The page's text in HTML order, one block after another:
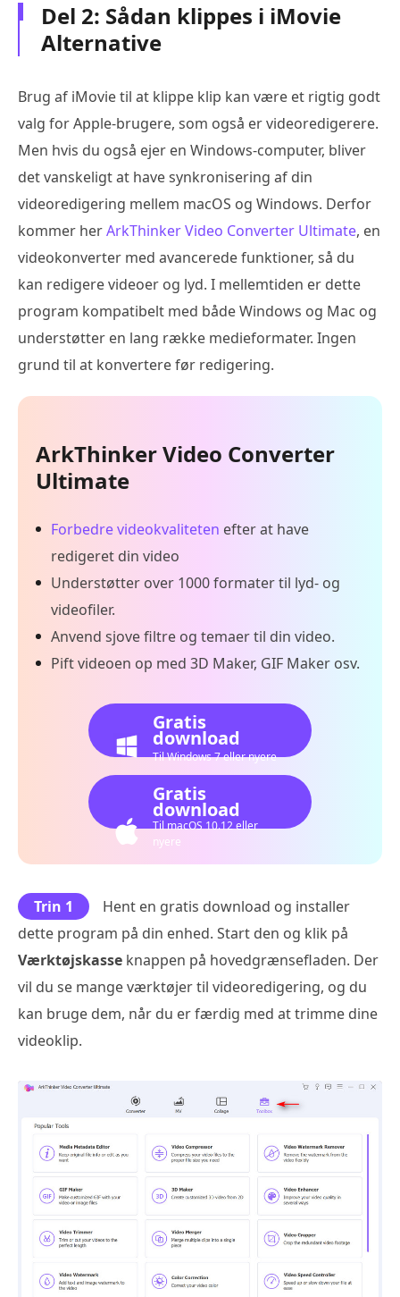
Del 2: Sådan klippes i iMovie
Alternative
Brug af iMovie til at klippe klip kan være et rigtig godt
valg for Apple-brugere, som også er videoredigerere.
Men hvis du også ejer en Windows-computer, bliver
det vanskeligt at have synkronisering af din
videoredigering mellem macOS og Windows. Derfor
kommer herArkThinker Video Converter Ultimate, en
videokonverter med avancerede funktioner, så du
kan redigere videoer og lyd. I mellemtiden er dette
program kompatibelt med både Windows og Mac og
understøtter en lang række medieformater. Ingen
grund til at konvertere før redigering.
ArkThinker Video Converter
Ultimate
Forbedre videokvaliteten efter at have
redigeret din video
Understøtter over 1000 formater til lyd- og
videofiler.
Anvend sjove filtre og temaer til din video.
Pift videoen op med 3D Maker, GIF Maker osv.
Gratis
download
Til Windows 7 eller nyere
Gratis
download
Til macOS 10.12 eller
nyere
Trin 1
Hent en gratis download og installer
dette program på din enhed. Start den og klik på
Værktøjskasse knappen på hovedgrænsefladen. Der
vil du se mange værktøjer til videoredigering, og du
kan bruge dem, når du er færdig med at trimme dine
videoklip.